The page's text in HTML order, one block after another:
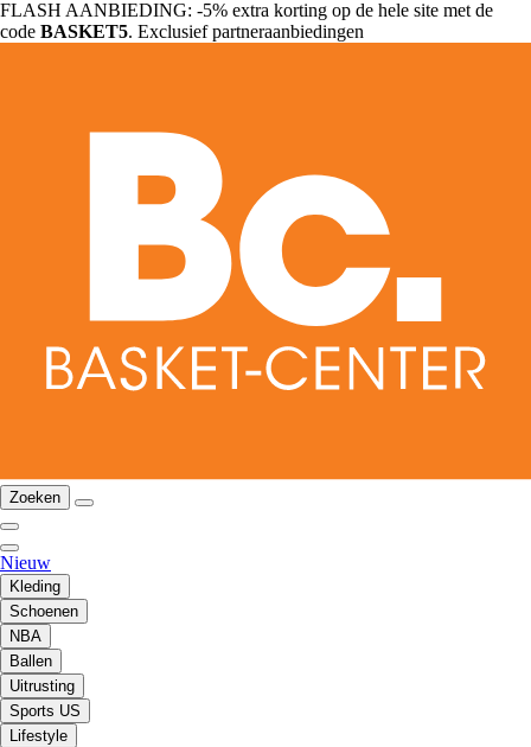
FLASH AANBIEDING: -5% extra korting op de hele site met de
code BASKET5. Exclusief partneraanbiedingen
Zoeken
Nieuw
Kleding
Schoenen
NBA
Ballen
Uitrusting
Sports US
Lifestyle